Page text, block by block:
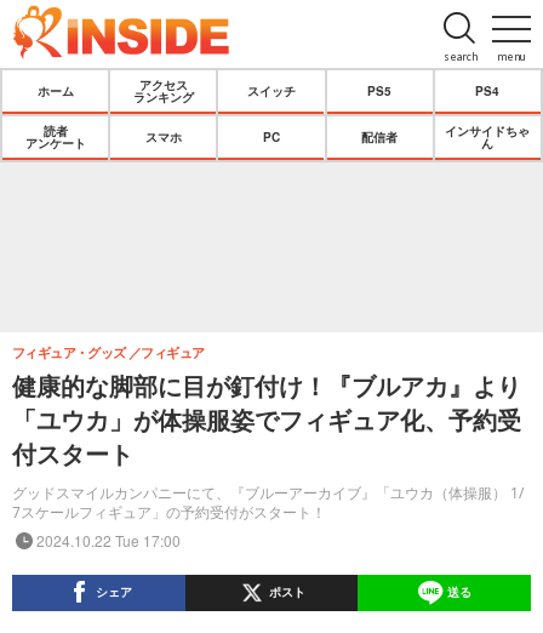
menu
search
ホーム
アクセス
ランキング
スイッチ PS5 PS4
読者
アンケート
スマホ PC 配信者
インサイドちゃ
ん
健康的な脚部に目が釘付け！『ブルアカ』より
「ユウカ」が体操服姿でフィギュア化、予約受
付スタート
グッドスマイルカンパニーにて、『ブルーアーカイブ』「ユウカ（体操服） 1/
7スケールフィギュア」の予約受付がスタート！
フィギュア・グッズ フィギュア
2024.10.22 Tue 17:00
シェア ポスト 送る